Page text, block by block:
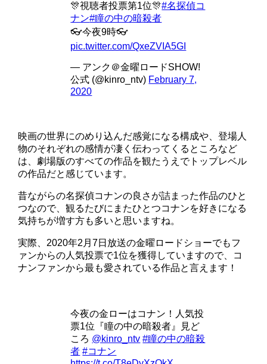
🎊視聴者投票第1位🎊#名探偵コ
ナン#瞳の中の暗殺者
👓今夜9時👓
pic.twitter.com/QxeZVIA5GI
— アンク＠金曜ロードSHOW!
公式 (@kinro_ntv) February 7,
2020
映画の世界にのめり込んだ感覚になる構成や、登場人
物のそれぞれの感情が凄く伝わってくるところなど
は、劇場版のすべての作品を観たうえでトップレベル
の作品だと感じています。
昔ながらの名探偵コナンの良さが詰まった作品のひと
つなので、観るたびにまたひとつコナンを好きになる
気持ちが増す方も多いと思いますね。
実際、2020年2月7日放送の金曜ロードショーでもフ
ァンからの人気投票で1位を獲得していますので、コ
ナンファンから最も愛されている作品と言えます！
今夜の金ローはコナン！人気投
票1位『瞳の中の暗殺者』見ど
ころ @kinro_ntv #瞳の中の暗殺
者 #コナン